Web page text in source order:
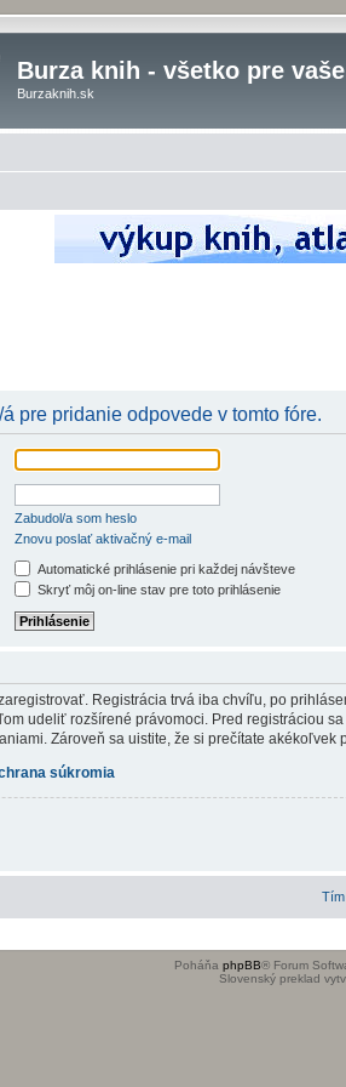
Burza knih - všetko pre
Burzaknih.sk
pre pridanie odpovede v tomto fóre.
Zabudol/a som heslo
Znovu poslať aktivačný e-mail
Automatické prihlásenie pri každej návšteve
Skryť môj on-line stav pre toto prihlásenie
Registrácia trvá iba chvíľu, po
udeliť rozšírené právomoci. Pred registráciou
Zároveň sa uistite, že si prečítate akékoľvek
súkromia
Tím
Poháňa phpBB® Forum
Slovenský preklad